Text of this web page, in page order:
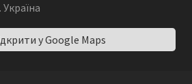
у Google Maps